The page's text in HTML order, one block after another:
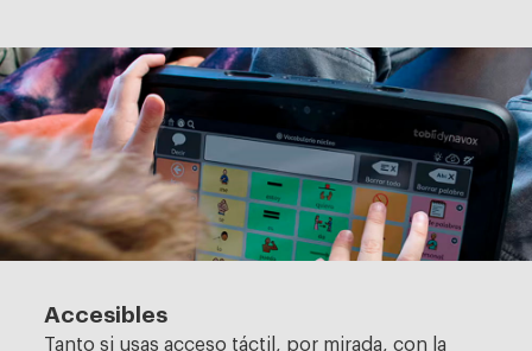
Accesibles
Tanto si usas acceso táctil, por mirada, con la